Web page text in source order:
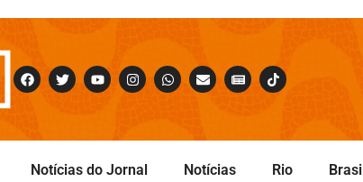
Notícias do Jornal Notícias Rio Brasil